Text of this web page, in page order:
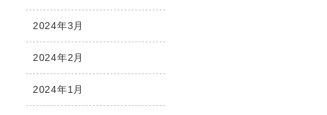
2024年3月
2024年2月
2024年1月